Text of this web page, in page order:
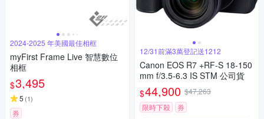
2024-2025 年美國最佳相框
myFirst Frame Live 智慧數位
相框
$3,495
5 (1)
券
12/31前滿3萬登記送1212
Canon EOS R7 +RF-S 18-150
mm f/3.5-6.3 IS STM 公司貨
$44,900 $47,263
限時下殺
券